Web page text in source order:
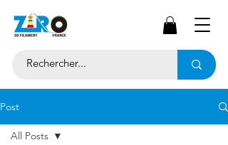
Post
All Posts